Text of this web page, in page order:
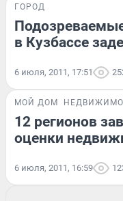
ГОРОД
в Кузбассе
6 июля, 2011, 17:51
МОЙ ДОМ
12 регионов
оценки
6 июля, 2011, 16:59